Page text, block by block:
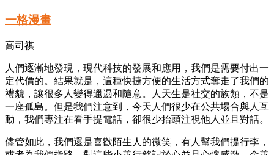
一格漫畫
高司祺
人們逐漸地發現，現代科技的發展和應用，我們是需要付出一
定代價的。結果就是，這種快捷方便的生活方式奪走了我們的
禮貌，讓很多人變得邋遢和隨意。人天生是社交的族類，不是
一座孤島。但是我們注意到，今天人們很少在公共場合與人互
動，我們專注在看手提電話，卻很少抬頭注視他人並且對話。
儘管如此，我們還是喜歡陌生人的微笑，有人幫我們提行李，